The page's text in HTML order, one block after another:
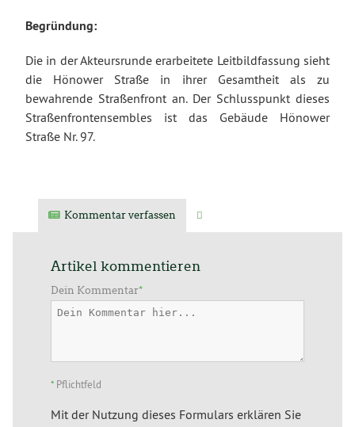
Begründung:
Die in der Akteursrunde erarbeitete Leitbildfassung sieht
die Hönower Straße in ihrer Gesamtheit als zu
bewahrende Straßenfront an. Der Schlusspunkt dieses
Straßenfrontensembles ist das Gebäude Hönower
Straße Nr. 97.
Kommentar verfassen
Artikel kommentieren
Dein Kommentar*
* Pflichtfeld
Mit der Nutzung dieses Formulars erklären Sie